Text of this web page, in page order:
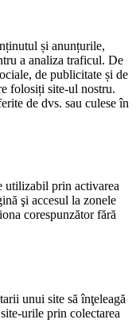
și anunțurile,
a analiza traficul. De
de publicitate și de
folosiți site-ul nostru.
de dvs. sau culese în
utilizabil prin activarea
şi accesul la zonele
corespunzător fără
unui site să înţeleagă
urile prin colectarea